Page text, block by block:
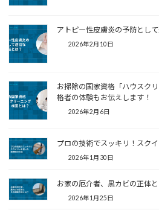
アトピー性皮膚炎の予防とし
2026年2月10日
お掃除の国家資格「ハウスク
格者の体験もお伝えします！
2026年2月6日
プロの技術でスッキリ！スク
2026年1月30日
お家の厄介者、黒カビの正体
2026年1月25日